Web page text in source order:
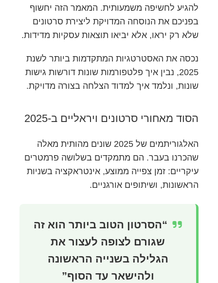
להגיע לחשיפה משמעותית. המאמר הזה יחשוף
בפניכם את הנוסחה המדויקת ליצירת סרטונים
שלא רק יראו, אלא יביאו תוצאות עסקיות מדידות.
נכסה את האסטרטגיות המתקדמות ביותר לשנת
2025, נבין איך פלטפורמות שונות דורשות גישות
שונות, ונלמד איך למדוד הצלחה בצורה מדויקת.
הסוד מאחורי סרטונים ויראליים ב-2025
האלגוריתמים של 2025 שונים מהותית מאלה
שהכרנו בעבר. הם מתמקדים בשלושה פרמטרים
עיקריים: זמן צפייה ממוצע, אינטראקציה בשניות
הראשונות, ושיתופים אורגניים.
“הסרטון הטוב ביותר הוא זה
שגורם לצופה לעצור את
הגלילה בשנייה הראשונה
ולהישאר עד הסוף”